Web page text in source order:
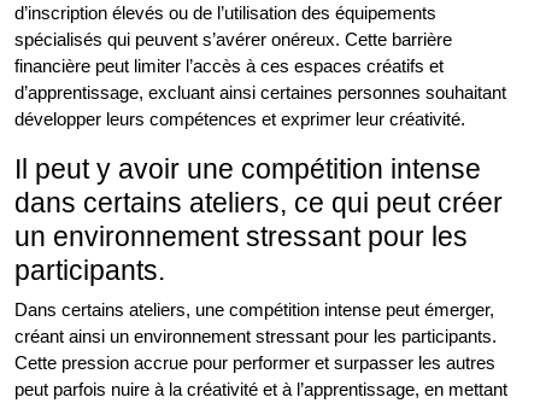
d’inscription élevés ou de l’utilisation des équipements
spécialisés qui peuvent s’avérer onéreux. Cette barrière
financière peut limiter l’accès à ces espaces créatifs et
d’apprentissage, excluant ainsi certaines personnes souhaitant
développer leurs compétences et exprimer leur créativité.
Il peut y avoir une compétition intense
dans certains ateliers, ce qui peut créer
un environnement stressant pour les
participants.
Dans certains ateliers, une compétition intense peut émerger,
créant ainsi un environnement stressant pour les participants.
Cette pression accrue pour performer et surpasser les autres
peut parfois nuire à la créativité et à l’apprentissage, en mettant